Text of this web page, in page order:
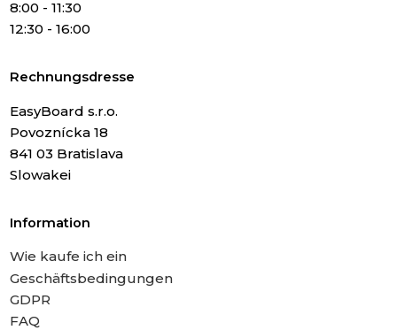
8:00 - 11:30
12:30 - 16:00
Rechnungsdresse
EasyBoard s.r.o.
Povoznícka 18
841 03 Bratislava
Slowakei
Information
Wie kaufe ich ein
Geschäftsbedingungen
GDPR
FAQ